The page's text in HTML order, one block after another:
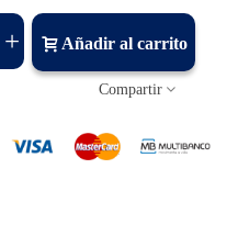
+ Añadir al carrito
Compartir